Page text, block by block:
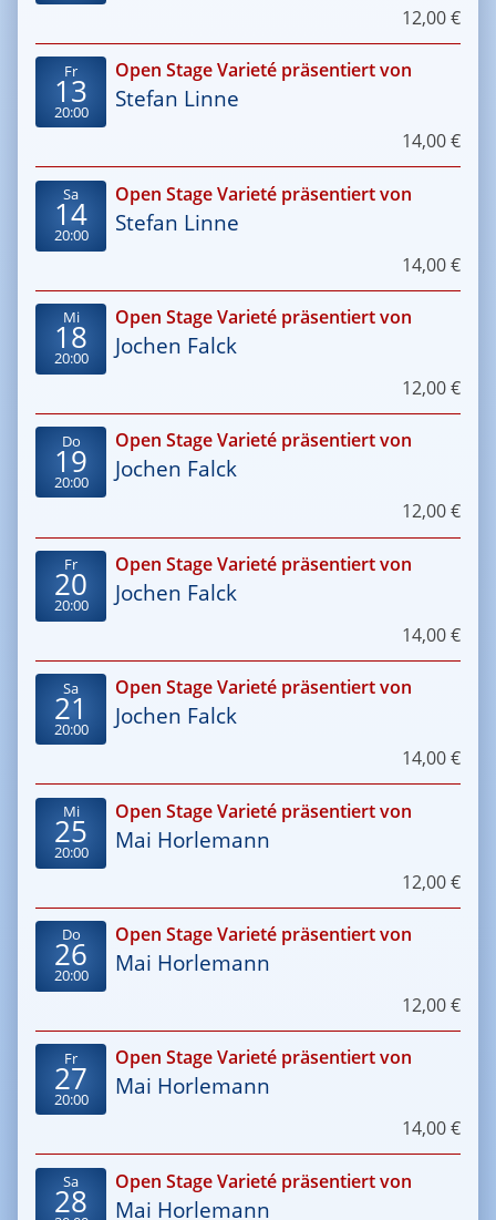
12,00 €
Fr
13
20:00
Open Stage Varieté präsentiert von
Stefan Linne
14,00 €
Sa
14
20:00
Open Stage Varieté präsentiert von
Stefan Linne
14,00 €
Mi
18
20:00
Open Stage Varieté präsentiert von
Jochen Falck
12,00 €
Do
19
20:00
Open Stage Varieté präsentiert von
Jochen Falck
12,00 €
Fr
20
20:00
Open Stage Varieté präsentiert von
Jochen Falck
14,00 €
Sa
21
20:00
Open Stage Varieté präsentiert von
Jochen Falck
14,00 €
Mi
25
20:00
Open Stage Varieté präsentiert von
Mai Horlemann
12,00 €
Do
26
20:00
Open Stage Varieté präsentiert von
Mai Horlemann
12,00 €
Fr
27
20:00
Open Stage Varieté präsentiert von
Mai Horlemann
14,00 €
Sa
28
Open Stage Varieté präsentiert von
Mai Horlemann